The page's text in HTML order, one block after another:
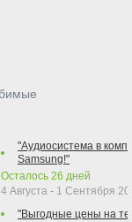
"Аудиосистема в
Samsung!"
Осталось 26 дней
4 Августа - 1 Сентября
"Выгодные цены на